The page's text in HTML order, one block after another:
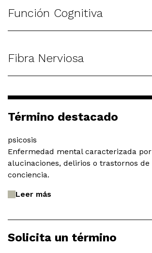
Función Cognitiva
Fibra Nerviosa
Término destacado
psicosis
Enfermedad mental caracterizada por
alucinaciones, delirios o trastornos de
conciencia.
Leer más
Solicita un término